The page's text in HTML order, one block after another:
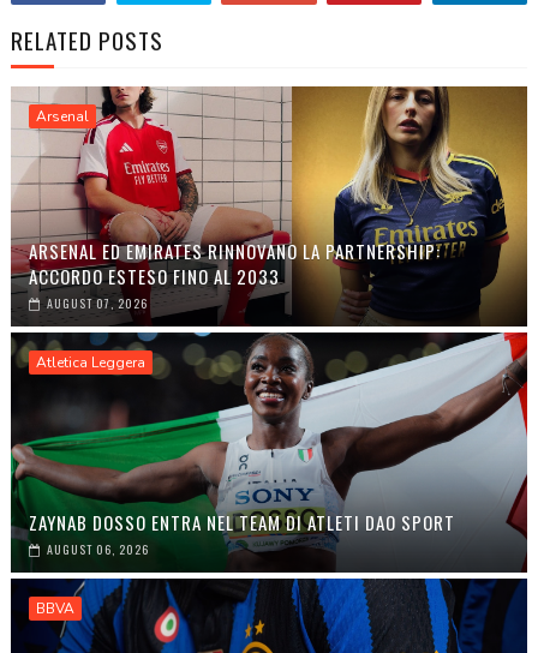
RELATED POSTS
Arsenal
ARSENAL ED EMIRATES RINNOVANO LA PARTNERSHIP:
ACCORDO ESTESO FINO AL 2033
AUGUST 07, 2026
Atletica Leggera
ZAYNAB DOSSO ENTRA NEL TEAM DI ATLETI DAO SPORT
AUGUST 06, 2026
BBVA